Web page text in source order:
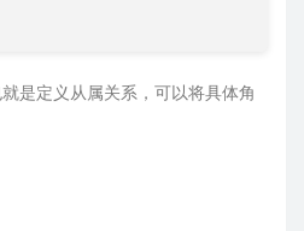
是定义从属关系，可以将具体角